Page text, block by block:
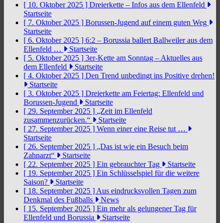
[ 10. Oktober 2025 ] Dreierkette – Infos aus dem Ellenfeld
Startseite
[ 7. Oktober 2025 ] Borussen-Jugend auf einem guten Weg
Startseite
[ 6. Oktober 2025 ] 6:2 – Borussia ballert Ballweiler aus dem
Ellenfeld …
Startseite
[ 5. Oktober 2025 ] 3er-Kette am Sonntag – Aktuelles aus
dem Ellenfeld
Startseite
[ 4. Oktober 2025 ] Den Trend unbedingt ins Positive drehen!
Startseite
[ 3. Oktober 2025 ] Dreierkette am Feiertag: Ellenfeld und
Borussen-Jugend
Startseite
[ 29. September 2025 ] „Zeit im Ellenfeld
zusammenzurücken.“
Startseite
[ 27. September 2025 ] Wenn einer eine Reise tut …
Startseite
[ 26. September 2025 ] „Das ist wie ein Besuch beim
Zahnarzt“
Startseite
[ 22. September 2025 ] Ein gebrauchter Tag
Startseite
[ 19. September 2025 ] Ein Schlüsselspiel für die weitere
Saison?
Startseite
[ 18. September 2025 ] Aus eindrucksvollen Tagen zum
Denkmal des Fußballs
News
[ 15. September 2025 ] Ein mehr als gelungener Tag für
Ellenfeld und Borussia
Startseite